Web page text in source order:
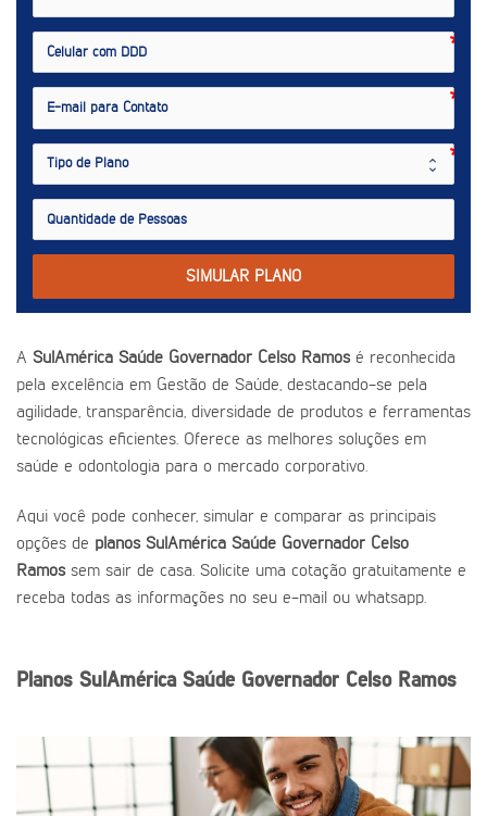
SIMULAR PLANO
A SulAmérica Saúde Governador Celso Ramosé reconhecida
pela excelência em Gestão de Saúde, destacando-se pela
agilidade, transparência, diversidade de produtos e ferramentas
tecnológicas eficientes. Oferece as melhores soluções em
saúde e odontologia para o mercado corporativo.
Aqui você pode conhecer, simular e comparar as principais
opções de planos SulAmérica Saúde Governador Celso
Ramos sem sair de casa. Solicite uma cotação gratuitamente e
receba todas as informações no seu e-mail ou whatsapp.
Planos SulAmérica Saúde Governador Celso Ramos